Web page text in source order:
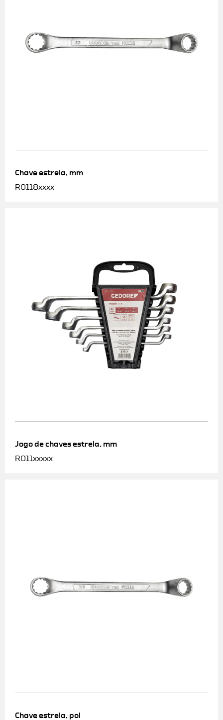
Chave estrela, mm
R0118xxxx
Jogo de chaves estrela, mm
R011xxxxx
Chave estrela, pol